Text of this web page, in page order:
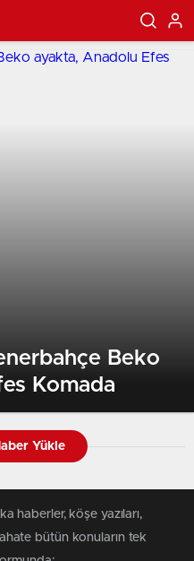
Beko
Komada
Yükle
haberler, köşe yazıları,
bütün konuların tek